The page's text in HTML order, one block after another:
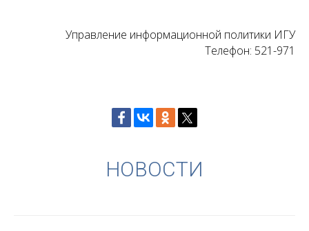
Управление информационной политики ИГУ
Телефон: 521-971
НОВОСТИ